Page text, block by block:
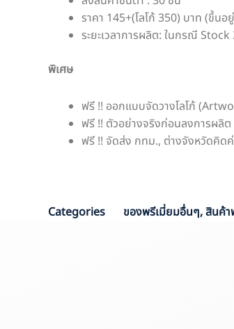
ราคา 145+(โลโก้ 350) บาท (ขึ้น
ระยะเวลาการผลิต: ในกรณี
พิเศษ
ฟรี !! ออกแบบจัดวางโลโก้
ฟรี !! ตัวอย่างจริงก่อนลงการผลิต
ฟรี !! จัดส่ง กทม., ต่างจังหวัดคิด
Categories ของพรีเมี่ยมอื่นๆ,สินค้